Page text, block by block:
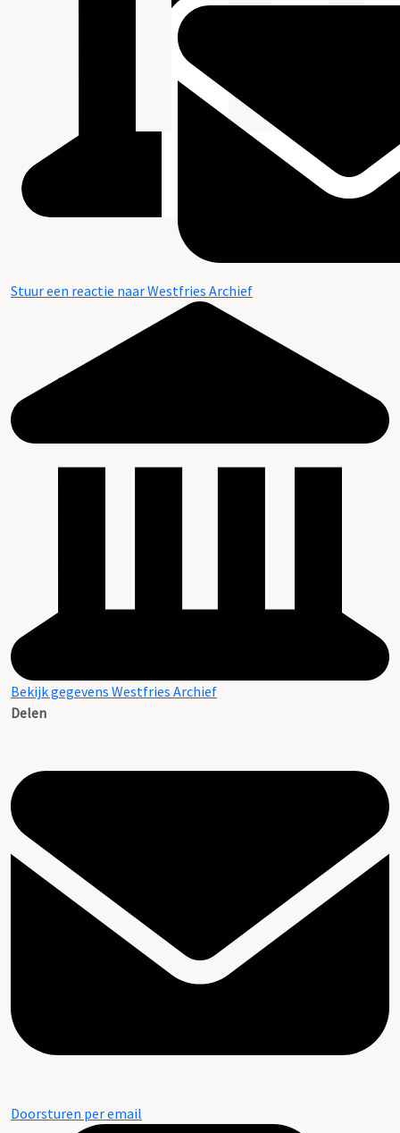
Stuur een reactie naar Westfries Archief
Bekijk gegevens Westfries Archief
Delen
Doorsturen per email